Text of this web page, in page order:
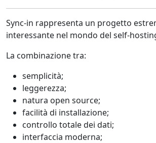
Sync-in rappresenta un progetto
interessante nel mondo del self-
La combinazione tra:
semplicità;
leggerezza;
natura open source;
facilità di installazione;
controllo totale dei dati;
interfaccia moderna;